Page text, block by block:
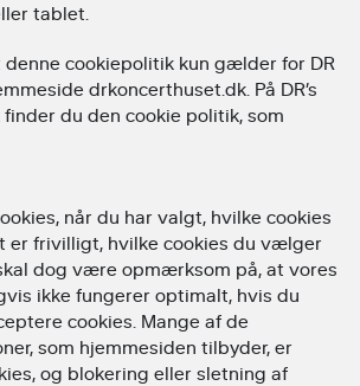
tablet.
cookiepolitik kun gælder for DR
drkoncerthuset.dk. På DR’s
du den cookie politik, som
når du har valgt, hvilke cookies
er frivilligt, hvilke cookies du vælger
dog være opmærksom på, at vores
ikke fungerer optimalt, hvis du
cookies. Mange af de
som hjemmesiden tilbyder, er
og blokering eller sletning af